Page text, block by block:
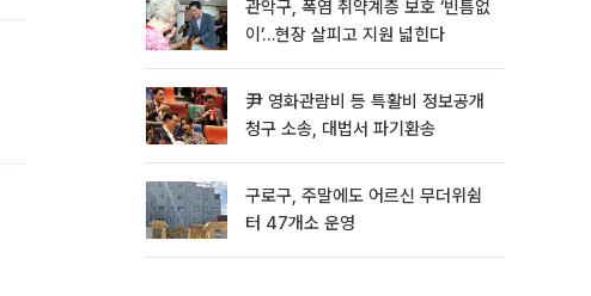
관악구, 폭염 취약계층 보호 ‘빈틈없
이’…현장 살피고 지원 넓힌다
尹 영화관람비 등 특활비 정보공개
청구 소송, 대법서 파기환송
구로구, 주말에도 어르신 무더위쉼
터 47개소 운영